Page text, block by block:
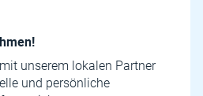
unserem lokalen Partner
und persönliche